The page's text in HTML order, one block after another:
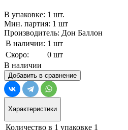
В упаковке: 1 шт.
Мин. партия: 1 шт
Производитель: Дон Баллон
В наличии: 1 шт
Скоро:
0 шт
В наличии
Добавить в сравнение
Характеристики
Количество в 1 упаковке 1